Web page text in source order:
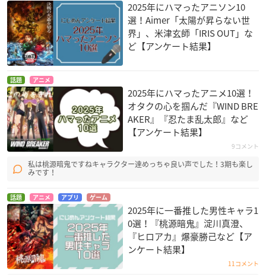
2025年にハマったアニソン10
選！Aimer「太陽が昇らない世
界」、米津玄師「IRIS OUT」な
ど【アンケート結果】
話題 アニメ
2025年にハマったアニメ10選！
オタクの心を掴んだ『WIND BRE
AKER』『忍たま乱太郎』など
【アンケート結果】
9コメント
私は桃源暗鬼ですねキャラクター達めっちゃ良い声でした！3期も楽し
みです！
話題 アニメ アプリ ゲーム
2025年に一番推した男性キャラ1
0選！『桃源暗鬼』淀川真澄、
『ヒロアカ』爆豪勝己など【ア
ンケート結果】
11コメント